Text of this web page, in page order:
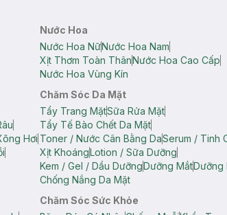
Nước Hoa
Nước Hoa NữNước Hoa Nam
Xịt Thơm Toàn ThânNước Hoa Cao Cấp
Nước Hoa Vùng Kín
Hơi
Chăm Sóc Da Mặt
Tẩy Trang MặtSữa Rửa Mặt
Tẩy Tế Bào Chết Da Mặt
Toner / Nước Cân Bằng DaSerum / Tinh
Xịt KhoángLotion / Sữa Dưỡng
Kem / Gel / Dầu DưỡngDưỡng MắtDưỡng
Chống Nắng Da Mặt
Chăm Sóc Sức Khỏe